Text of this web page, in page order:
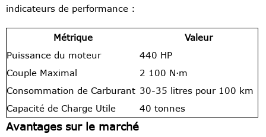
indicateurs de performance :
Métrique
Valeur
Puissance du moteur
440 HP
Couple Maximal
2 100 N·m
Consommation de Carburant 30-35 litres pour 100 km
Capacité de Charge Utile
40 tonnes
Avantages sur le marché